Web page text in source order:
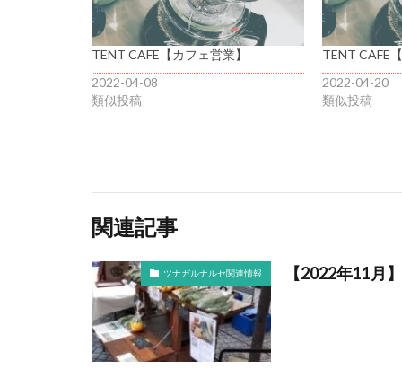
TENT CAFE【カフェ営業】
2022-04-08
類似投稿
TENT CAFE
2022-04-20
類似投稿
関連記事
ツナガルナルセ関連情報 【2022年11月